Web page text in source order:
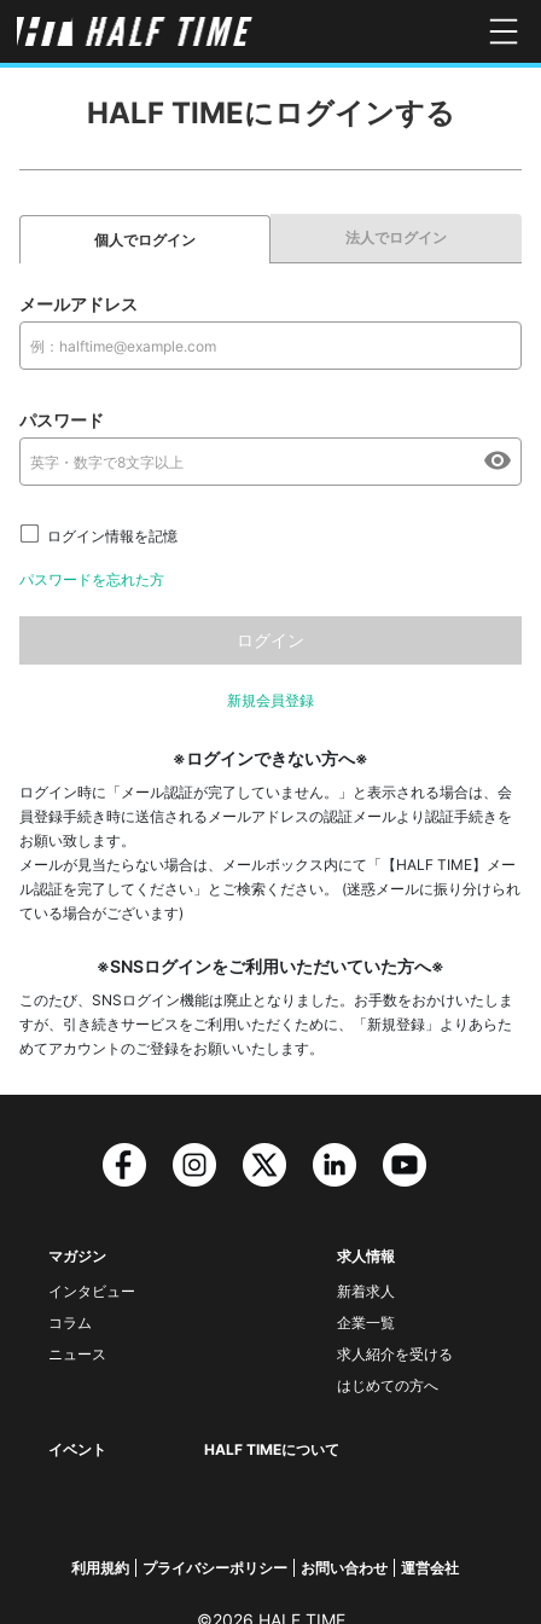
HALF TIMEにログインする
個人でログイン 法人でログイン
メールアドレス
パスワード
ログイン情報を記憶
パスワードを忘れた方
新規会員登録
※ログインできない方へ※
ログイン時に「メール認証が完了していません。」と表示される場合は、会
員登録手続き時に送信されるメールアドレスの認証メールより認証手続きを
お願い致します。
メールが見当たらない場合は、メールボックス内にて「【HALF TIME】メー
ル認証を完了してください」とご検索ください。 (迷惑メールに振り分けられ
ている場合がございます)
※SNSログインをご利用いただいていた方へ※
このたび、SNSログイン機能は廃止となりました。お手数をおかけいたしま
すが、引き続きサービスをご利用いただくために、「新規登録」よりあらた
めてアカウントのご登録をお願いいたします。
マガジン
インタビュー
コラム
ニュース
求人情報
新着求人
企業一覧
求人紹介を受ける
はじめての方へ
イベント HALF TIMEについて
利用規約 プライバシーポリシー お問い合わせ 運営会社
©2026 HALF TIME